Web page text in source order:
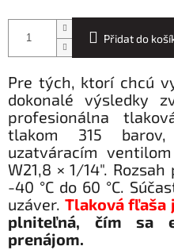
Přidat do
Pre tých, ktorí chcú
dokonalé výsledky
profesionálna
tlakom 315
uzatváracím
W21,8 × 1/14".
-40 °C do 60 °C.
uzáver. Tlaková fľaša
plniteľná, čím sa
prenájom.